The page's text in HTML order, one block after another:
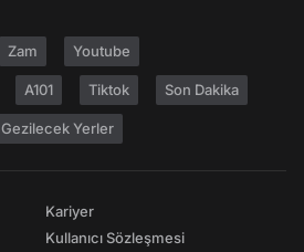
Zam Youtube
A101 Tiktok Son Dakika
Gezilecek Yerler
Kariyer
Kullanıcı Sözleşmesi